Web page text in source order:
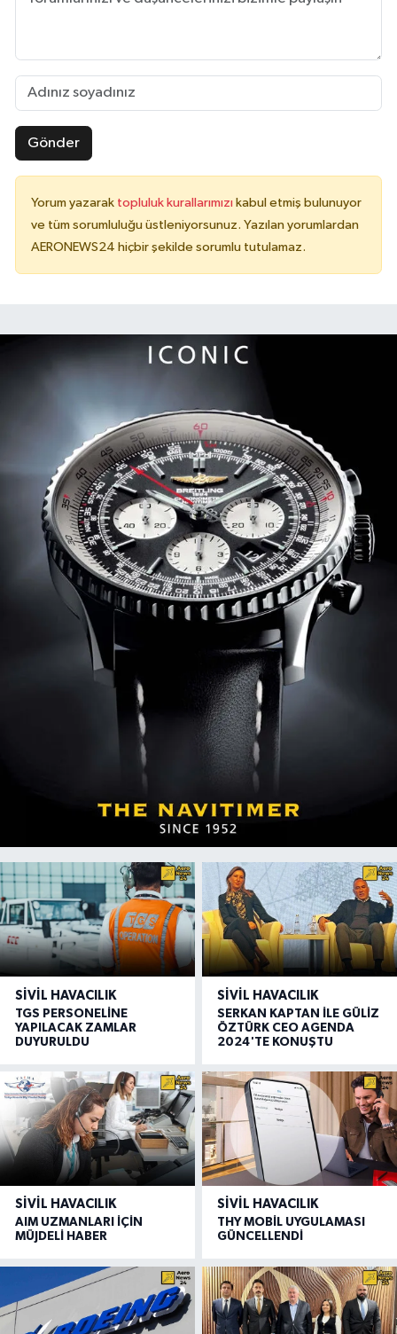
Gönder
Yorum yazarak topluluk kurallarımızı kabul etmiş bulunuyor
ve tüm sorumluluğu üstleniyorsunuz. Yazılan yorumlardan
AERONEWS24 hiçbir şekilde sorumlu tutulamaz.
SIVIL HAVACILIK
TGS PERSONELİNE
YAPILACAK ZAMLAR
DUYURULDU
SIVIL HAVACILIK
SERKAN KAPTAN İLE GÜLİZ
ÖZTÜRK CEO AGENDA
2024'TE KONUŞTU
SIVIL HAVACILIK
AIM UZMANLARI İÇİN
MÜJDELİ HABER
SIVIL HAVACILIK
THY MOBİL UYGULAMASI
GÜNCELLENDİ